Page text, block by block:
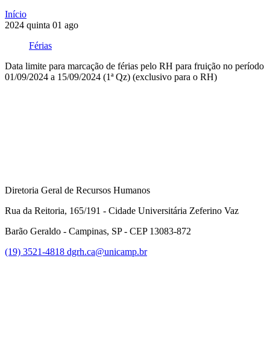
Início
2024 quinta 01 ago
Férias
Data limite para marcação de férias pelo RH para fruição no período
01/09/2024 a 15/09/2024 (1ª Qz) (exclusivo para o RH)
Diretoria Geral de Recursos Humanos
Rua da Reitoria, 165/191 - Cidade Universitária Zeferino Vaz
Barão Geraldo - Campinas, SP - CEP 13083-872
(19) 3521-4818 dgrh.ca@unicamp.br